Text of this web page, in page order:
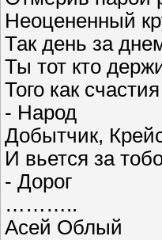
Неоцененный
Так день за
Ты тот кто
Того как
- Народ
Добытчик,
И вьется за
- Дорог
………..
Асей Облый